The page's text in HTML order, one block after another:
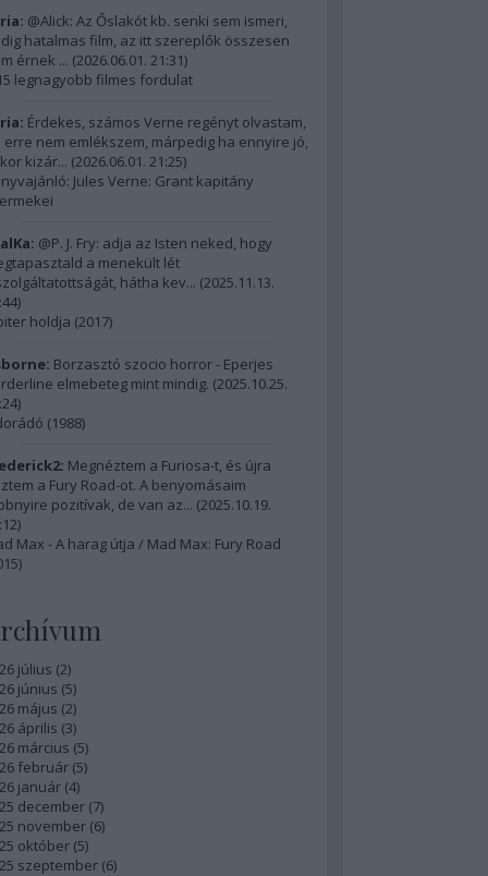
@Alick: Az Őslakót kb. senki sem ismeri,
hatalmas film, az itt szereplők összesen
érnek ... (2026.06.01. 21:31)
legnagyobb filmes fordulat
Érdekes, számos Verne regényt olvastam,
erre nem emlékszem, márpedig ha ennyire jó,
kizár... (2026.06.01. 21:25)
Jules Verne: Grant kapitány
@P. J. Fry: adja az Isten neked, hogy
a menekült lét
hátha kev... (2025.11.13.
)
holdja (2017)
Borzasztó szocio horror - Eperjes
elmebeteg mint mindig. (2025.10.25.
)
(1988)
Megnéztem a Furiosa-t, és újra
a Fury Road-ot. A benyomásaim
pozitívak, de van az... (2025.10.19.
)
Max - A harag útja / Mad Max: Fury Road
július (2)
június (5)
május (2)
április (3)
március (5)
február (5)
január (4)
december (7)
november (6)
október (5)
szeptember (6)